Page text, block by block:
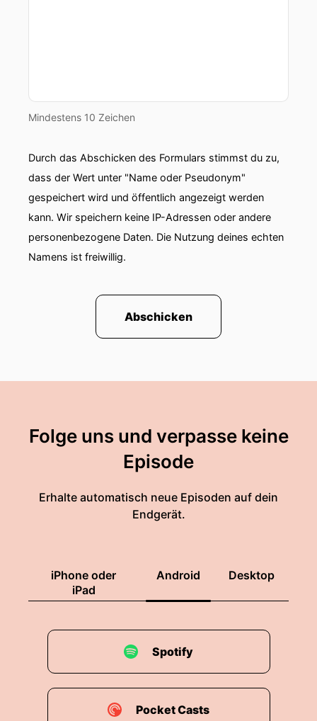
Mindestens 10 Zeichen
Durch das Abschicken des Formulars stimmst du zu,
dass der Wert unter "Name oder Pseudonym"
gespeichert wird und öffentlich angezeigt werden
kann. Wir speichern keine IP-Adressen oder andere
personenbezogene Daten. Die Nutzung deines echten
Namens ist freiwillig.
Abschicken
Folge uns und verpasse keine
Episode
Erhalte automatisch neue Episoden auf dein
Endgerät.
iPhone oder
iPad
Android Desktop
Spotify
Pocket Casts